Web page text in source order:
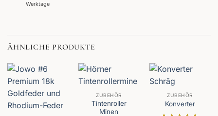
Werktage
ÄHNLICHE PRODUKTE
ZUBEHÖR
Tintenroller
Minen
ZUBEHÖR
Konverter